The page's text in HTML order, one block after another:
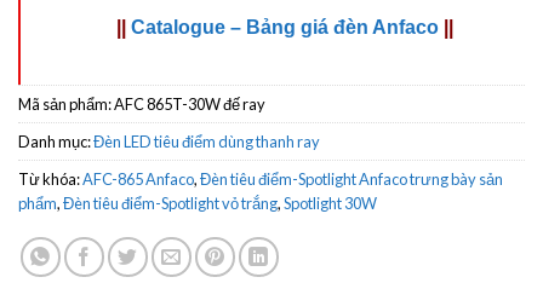
Catalogue – Bảng giá đèn Anfaco
Mã sản phẩm:AFC 865T-30W đế ray
Danh mục:Đèn LED tiêu điểm dùng thanh ray
Từ khóa:AFC-865 Anfaco,Đèn tiêu điểm-Spotlight Anfaco trưng bày sản
phẩm,Đèn tiêu điểm-Spotlight vỏ trắng,Spotlight 30W